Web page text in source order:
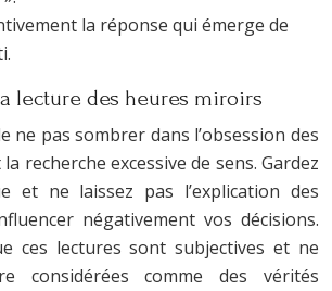
la réponse qui émerge de
lecture des heures miroirs
ne pas sombrer dans l’obsession des
recherche excessive de sens. Gardez
et ne laissez pas l’explication des
négativement vos décisions.
ces lectures sont subjectives et ne
considérées comme des vérités